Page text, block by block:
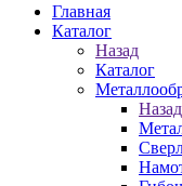
Главная
Каталог
Назад
Каталог
Назад